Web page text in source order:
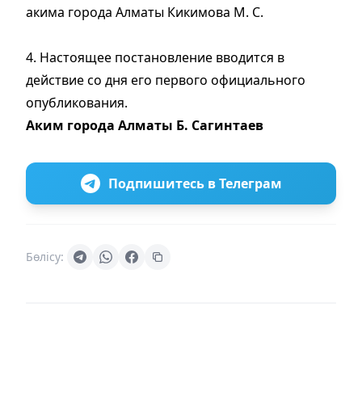
акима города Алматы Кикимова М. С.
4. Настоящее постановление вводится в
действие со дня его первого официального
опубликования.
Аким города Алматы Б. Сагинтаев
Подпишитесь в Телеграм
Бөлісу: